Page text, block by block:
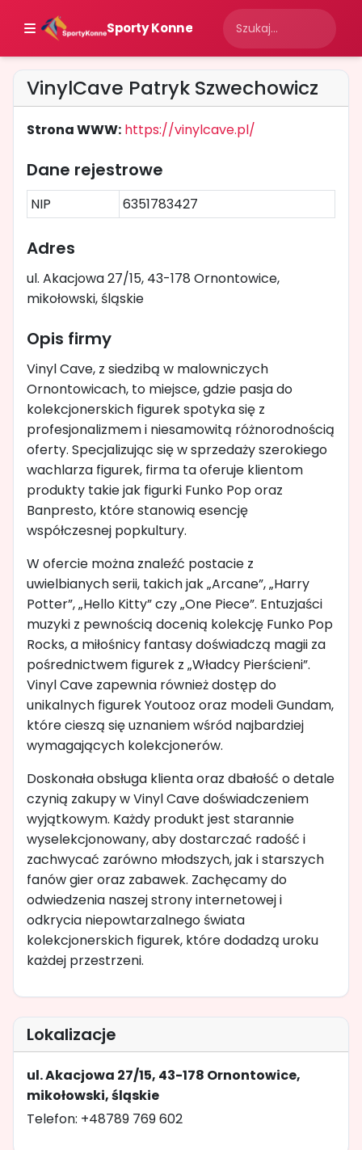
Sporty Konne
VinylCave Patryk Szwechowicz
Strona WWW: https://vinylcave.pl/
Dane rejestrowe
NIP 6351783427
Adres
ul. Akacjowa 27/15, 43-178 Ornontowice,
mikołowski, śląskie
Opis firmy
Vinyl Cave, z siedzibą w malowniczych
Ornontowicach, to miejsce, gdzie pasja do
kolekcjonerskich figurek spotyka się z
profesjonalizmem i niesamowitą różnorodnością
oferty. Specjalizując się w sprzedaży szerokiego
wachlarza figurek, firma ta oferuje klientom
produkty takie jak figurki Funko Pop oraz
Banpresto, które stanowią esencję
współczesnej popkultury.
W ofercie można znaleźć postacie z
uwielbianych serii, takich jak „Arcane”, „Harry
Potter”, „Hello Kitty” czy „One Piece”. Entuzjaści
muzyki z pewnością docenią kolekcję Funko Pop
Rocks, a miłośnicy fantasy doświadczą magii za
pośrednictwem figurek z „Władcy Pierścieni”.
Vinyl Cave zapewnia również dostęp do
unikalnych figurek Youtooz oraz modeli Gundam,
które cieszą się uznaniem wśród najbardziej
wymagających kolekcjonerów.
Doskonała obsługa klienta oraz dbałość o detale
czynią zakupy w Vinyl Cave doświadczeniem
wyjątkowym. Każdy produkt jest starannie
wyselekcjonowany, aby dostarczać radość i
zachwycać zarówno młodszych, jak i starszych
fanów gier oraz zabawek. Zachęcamy do
odwiedzenia naszej strony internetowej i
odkrycia niepowtarzalnego świata
kolekcjonerskich figurek, które dodadzą uroku
każdej przestrzeni.
Lokalizacje
ul. Akacjowa 27/15, 43-178 Ornontowice,
mikołowski, śląskie
Telefon: +48789 769 602